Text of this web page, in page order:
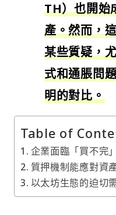
TH）也開始
產。然而，
某些質疑，
式和通脹問
明的對比。
Table of
企業面臨「買不完
質押機制能應對資
以太坊生態的迫切